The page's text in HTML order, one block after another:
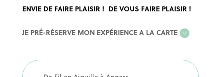
ENVIE DE FAIRE PLAISIR ! DE VOUS FAIRE PLAISIR !
EXPERIENCE
CARTE
JE PRÉ-RÉSERVE MON EXPÉRIENCE A LA CARTE